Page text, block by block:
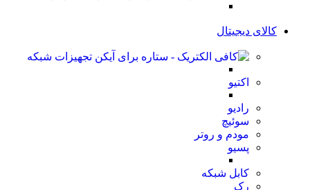
کالای دیجیتال
تجهیزات شبکه
اکتیو
رادیو
سوئیچ
مودم و روتر
پسیو
کابل شبکه
رک